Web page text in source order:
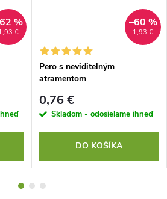
€
%
1,93 €
–60 %
Pero s neviditeľným
atramentom
0,76 €
Skladom - odosielame ihneď
DO KOŠÍKA